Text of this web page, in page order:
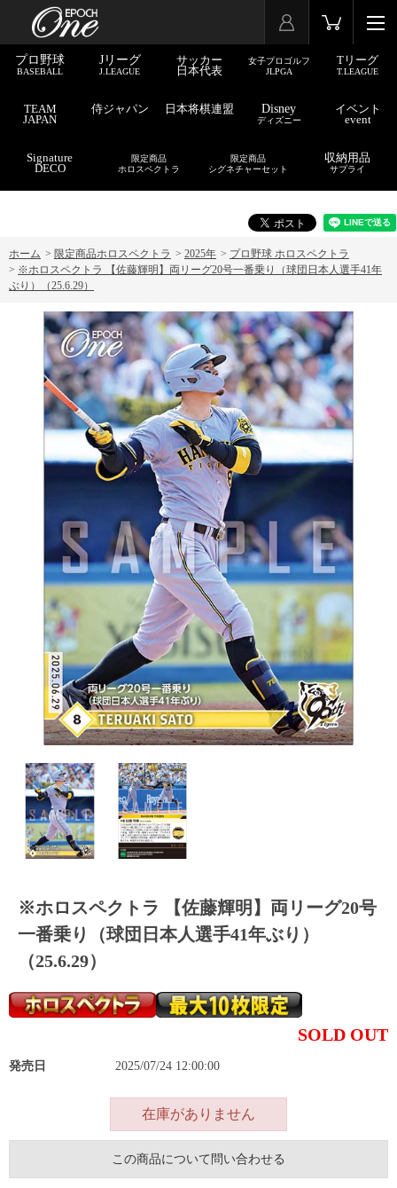
プロ野球
BASEBALL
Jリーグ
J.LEAGUE
サッカー
日本代表
女子プロゴルフ
JLPGA
Tリーグ
T.LEAGUE
TEAM
JAPAN
侍ジャパン 日本将棋連盟 Disney
ディズニー
イベント
event
Signature
DECO
限定商品
ホロスペクトラ
限定商品
シグネチャーセット
収納用品
サプライ
ホーム > 限定商品ホロスペクトラ > 2025年 > プロ野球 ホロスペクトラ
> ※ホロスペクトラ 【佐藤輝明】両リーグ20号一番乗り（球団日本人選手41年
ぶり）（25.6.29）
※ホロスペクトラ 【佐藤輝明】両リーグ20号
一番乗り（球団日本人選手41年ぶり）
（25.6.29）
SOLD OUT
発売日 2025/07/24 12:00:00
在庫がありません
この商品について問い合わせる